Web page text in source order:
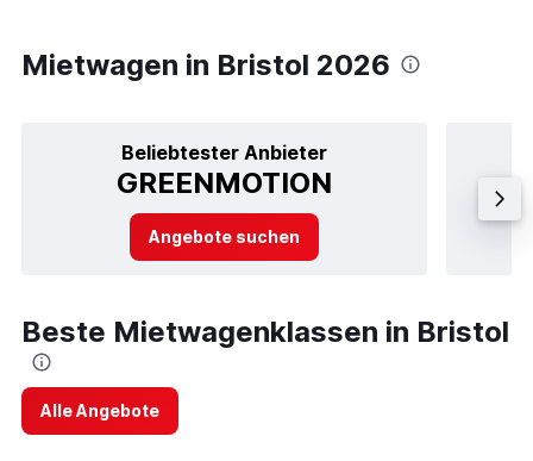
Mietwagen in Bristol 2026
Beliebtester Anbieter
GREENMOTION
Angebote suchen
Beste Mietwagenklassen in Bristol
Alle Angebote